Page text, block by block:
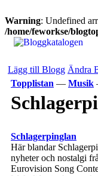
Warning: Undefined
/home/feworkse/
Lägg till Blogg Ändra
Topplistan — Musik
Schlagerpinglan
Här blandar
nyheter och nostalgi
Eurovision Song